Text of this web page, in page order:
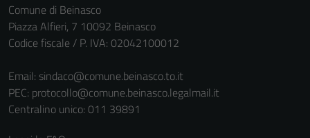
Comune di Beinasco
Piazza Alfieri, 7 10092 Beinasco
Codice fiscale / P. IVA: 02042100012
Email: sindaco@comune.beinasco.to.it
PEC: protocollo@comune.beinasco.legalmail.it
Centralino unico: 011 39891